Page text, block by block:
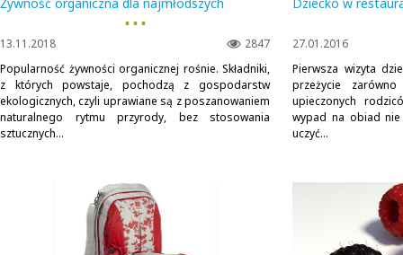
▪ ▪ ▪
2847
13.11.2018
Popularność żywności organicznej rośnie. Składniki,
z których powstaje, pochodzą z gospodarstw
ekologicznych, czyli uprawiane są z poszanowaniem
naturalnego rytmu przyrody, bez stosowania
sztucznych...
27.01.2016
Pierwsza wizyta
przeżycie
upieczonych
wypad na obiad nie
uczyć...